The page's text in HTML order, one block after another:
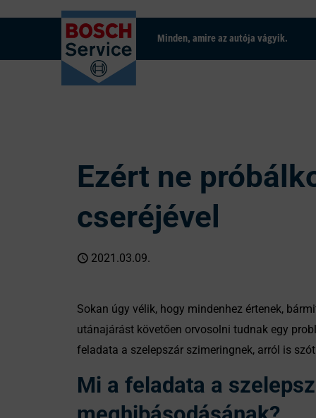
Minden, amire az autója vágyik.
Ezért ne
cseréjével
2021.03.09.
Sokan úgy vélik, hogy mindenhez értenek,
utánajárást követően orvosolni tudnak egy
feladata a szelepszár szimeringnek, arról is
Mi a feladata a